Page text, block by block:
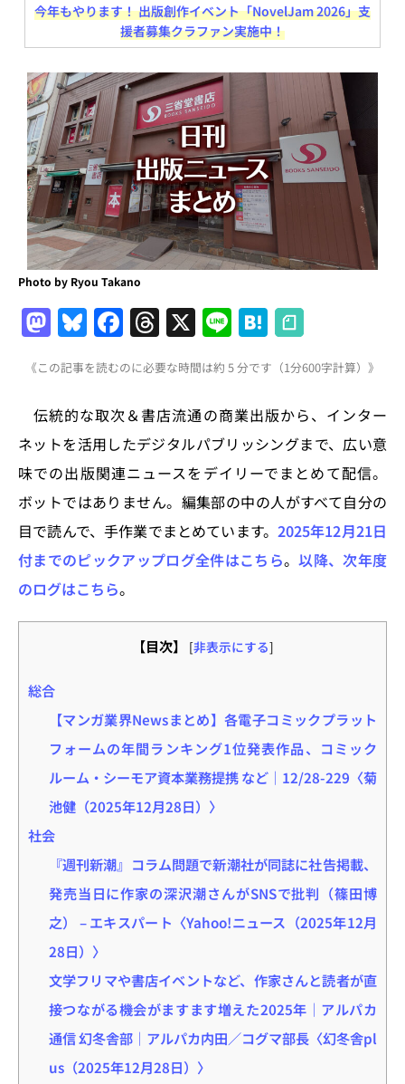
今年もやります！ 出版創作イベント「NovelJam 2026」支
援者募集クラファン実施中！
Photo by Ryou Takano
M
a
st
o
d
o
n
Bl
u
e
s
k
y
F
a
c
e
b
o
o
k
T
h
re
a
d
s
X Li
n
e
H
at
e
n
a
《この記事を読むのに必要な時間は約 5 分です（1分600字計算）》
伝統的な取次＆書店流通の商業出版から、インター
ネットを活用したデジタルパブリッシングまで、広い意
味での出版関連ニュースをデイリーでまとめて配信。
ボットではありません。編集部の中の人がすべて自分の
目で読んで、手作業でまとめています。2025年12月21日
付までのピックアップログ全件はこちら。以降、次年度
のログはこちら。
【目次】 [非表示にする]
総合
【マンガ業界Newsまとめ】各電子コミックプラット
フォームの年間ランキング1位発表作品、コミック
ルーム・シーモア資本業務提携 など｜12/28-229〈菊
池健（2025年12月28日）〉
社会
『週刊新潮』コラム問題で新潮社が同誌に社告掲載、
発売当日に作家の深沢潮さんがSNSで批判（篠田博
之） – エキスパート〈Yahoo!ニュース（2025年12月
28日）〉
文学フリマや書店イベントなど、作家さんと読者が直
接つながる機会がますます増えた2025年｜アルパカ
通信 幻冬舎部｜アルパカ内田／コグマ部長〈幻冬舎pl
us（2025年12月28日）〉